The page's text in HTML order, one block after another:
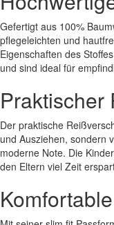
Gefertigt aus 100%
pflegeleichten und
Eigenschaften des
und sind ideal für
Praktischer
Der praktische
und Ausziehen, sondern
moderne Note. Die
den Eltern viel Zeit